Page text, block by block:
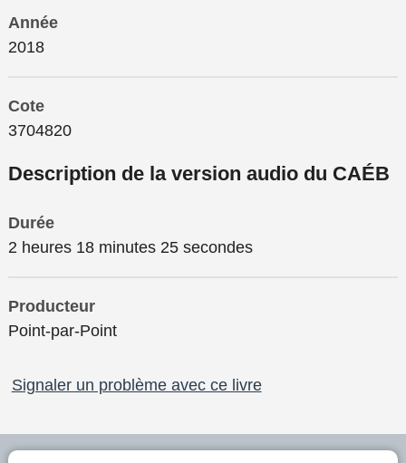
Année
2018
Cote
3704820
Description de la version audio du CAÉB
Durée
2 heures 18 minutes 25 secondes
Producteur
Point-par-Point
Signaler un problème avec ce livre